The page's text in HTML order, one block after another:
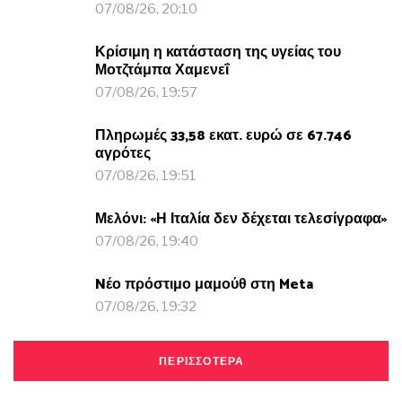
07/08/26, 20:10
Κρίσιμη η κατάσταση της υγείας του
Μοτζτάμπα Χαμενεΐ
07/08/26, 19:57
Πληρωμές 33,58 εκατ. ευρώ σε 67.746
αγρότες
07/08/26, 19:51
Μελόνι: «Η Ιταλία δεν δέχεται τελεσίγραφα»
07/08/26, 19:40
Nέο πρόστιμο μαμούθ στη Meta
07/08/26, 19:32
ΠΕΡΙΣΣΟΤΕΡΑ